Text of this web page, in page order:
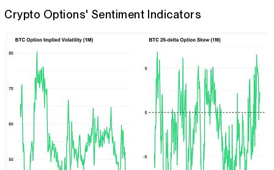
Crypto Options' Sentiment Indicators